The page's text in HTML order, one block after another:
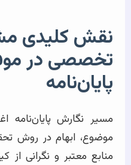
نقش کلیدی
تخصصی در
پایان‌نامه
مسیر نگارش پایان‌نامه
موضوع، ابهام در روش
منابع معتبر و نگرانی